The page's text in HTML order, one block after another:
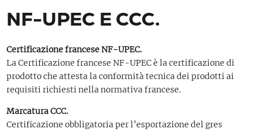
NF-UPEC E CCC.
Certificazione francese NF-UPEC.
La Certificazione francese NF-UPEC è la certificazione di
prodotto che attesta la conformità tecnica dei prodotti ai
requisiti richiesti nella normativa francese.
Marcatura CCC.
Certificazione obbligatoria per l’esportazione del gres